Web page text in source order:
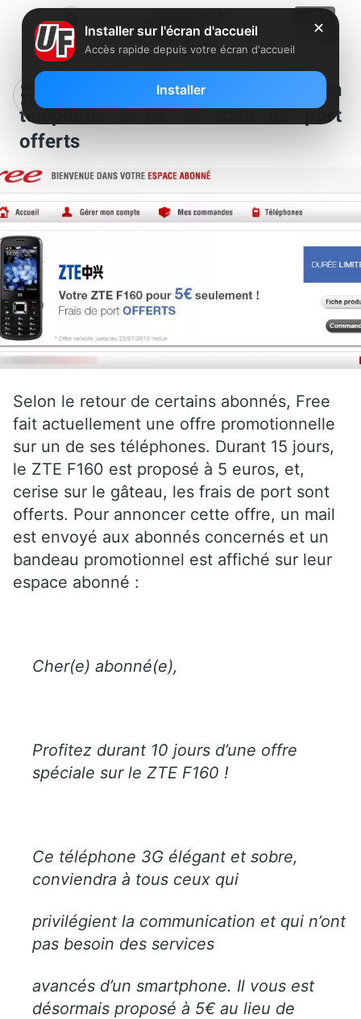
Free annonce une offre promo : un
téléphone à 5€ et frais de port
offerts
Selon le retour de certains abonnés, Free
fait actuellement une offre promotionnelle
sur un de ses téléphones. Durant 15 jours,
le ZTE F160 est proposé à 5 euros, et,
cerise sur le gâteau, les frais de port sont
offerts. Pour annoncer cette offre, un mail
est envoyé aux abonnés concernés et un
bandeau promotionnel est affiché sur leur
espace abonné :
Cher(e) abonné(e),
Profitez durant 10 jours d’une offre
spéciale sur le ZTE F160 !
Ce téléphone 3G élégant et sobre,
conviendra à tous ceux qui
privilégient la communication et qui n’ont
pas besoin des services
avancés d’un smartphone. Il vous est
désormais proposé à 5€ au lieu de
✕
Installer sur l'écran d'accueil
Accès rapide depuis votre écran d'accueil
Installer